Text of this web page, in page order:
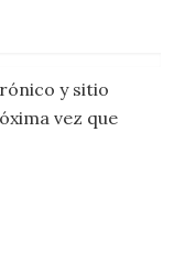
y sitio
vez que